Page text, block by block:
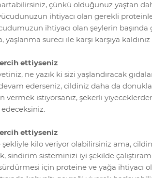
çünkü olduğunuz yaştan
ihtiyacı olan gerekli
ihtiyacı olan şeylerin
yaşlanma süreci ile karşı karşıya
ettiyseniz
ne yazık ki sizi yaşlandıracak
ederseniz, cildiniz daha da
vermek istiyorsanız, şekerli
ettiyseniz
kilo veriyor olabilirsiniz ama,
sindirim sisteminizi iyi şekilde
için proteine ve yağa ihtiyacı